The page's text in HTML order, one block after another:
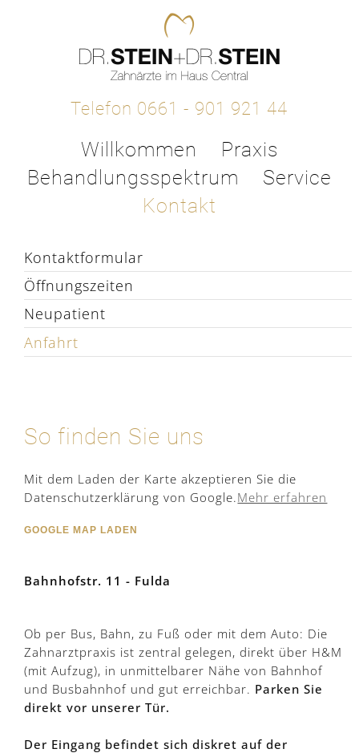
Telefon 0661 - 901 921 44
Willkommen
Praxis
Behandlungsspektrum
Service
Kontakt
Kontaktformular
Öffnungszeiten
Neupatient
Anfahrt
So finden Sie uns
Mit dem Laden der Karte akzeptieren Sie die
Datenschutzerklärung von Google. Mehr erfahren
GOOGLE MAP LADEN
Bahnhofstr. 11 - Fulda
Ob per Bus, Bahn, zu Fuß oder mit dem Auto: Die
Zahnarztpraxis ist zentral gelegen, direkt über H&M
(mit Aufzug), in unmittelbarer Nähe von Bahnhof
und Busbahnhof und gut erreichbar. Parken Sie
direkt vor unserer Tür.
Der Eingang befindet sich diskret auf der